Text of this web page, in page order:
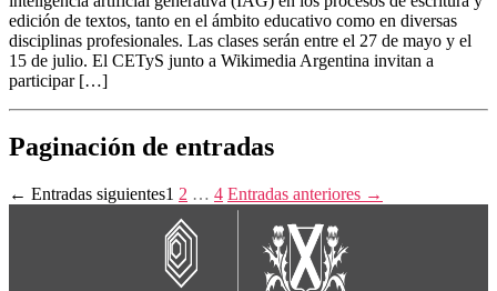
edición de textos, tanto en el ámbito educativo como en diversas
disciplinas profesionales. Las clases serán entre el 27 de mayo y el
15 de julio. El CETyS junto a Wikimedia Argentina invitan a
participar […]
Paginación de entradas
← Entradas siguientes1 2 … 4 Entradas anteriores →